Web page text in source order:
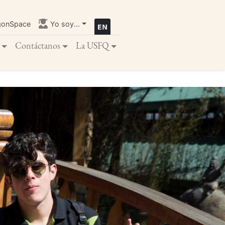
Yo soy...
Contáctanos La USFQ